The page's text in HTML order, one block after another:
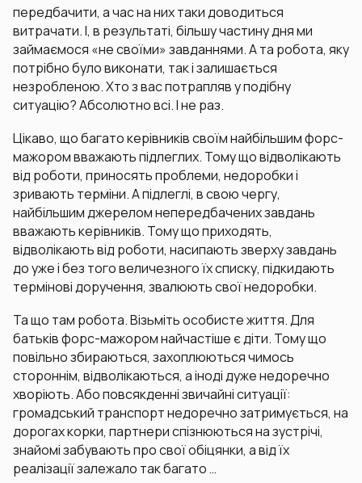
передбачити, а час на них таки доводиться
витрачати. І, в результаті, більшу частину дня ми
займаємося «не своїми» завданнями. А та робота, яку
потрібно було виконати, так і залишається
незробленою. Хто з вас потрапляв у подібну
ситуацію? Абсолютно всі. І не раз.
Цікаво, що багато керівників своїм найбільшим форс-
мажором вважають підлеглих. Тому що відволікають
від роботи, приносять проблеми, недоробки і
зривають терміни. А підлеглі, в свою чергу,
найбільшим джерелом непередбачених завдань
вважають керівників. Тому що приходять,
відволікають від роботи, насипають зверху завдань
до уже і без того величезного їх списку, підкидають
термінові доручення, звалюють свої недоробки.
Та що там робота. Візьміть особисте життя. Для
батьків форс-мажором найчастіше є діти. Тому що
повільно збираються, захоплюються чимось
стороннім, відволікаються, а іноді дуже недоречно
хворіють. Або повсякденні звичайні ситуації:
громадський транспорт недоречно затримується, на
дорогах корки, партнери спізнюються на зустрічі,
знайомі забувають про свої обіцянки, а від їх
реалізації залежало так багато …